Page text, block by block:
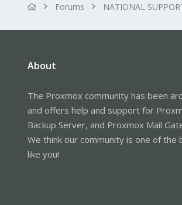
Forums NATIONAL
About
The Proxmox community has been
and offers help and support for
Backup Server, and Proxmox Mail
We think our community is one of the
like you!